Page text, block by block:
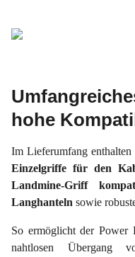
hohe
Im Lieferumfang
Einzelgriffe für den
Landmine-Griff
Langhanteln sowie
So ermöglicht der Power
nahtlosen Übergang